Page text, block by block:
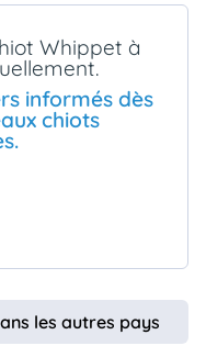
Whippet à
informés dès
chiots
les autres pays